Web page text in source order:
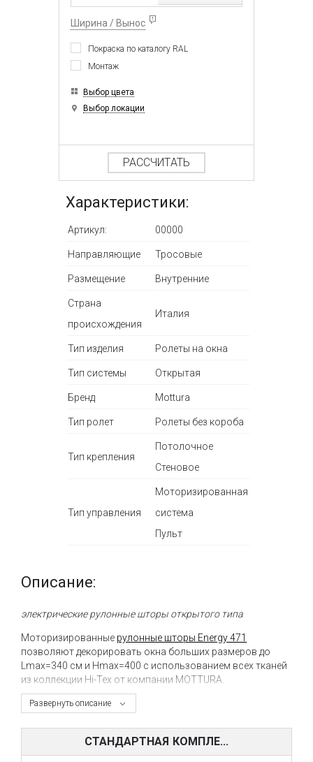
Ширина / Вынос
Покраска по каталогу RAL
Монтаж
Выбор цвета
Выбор локации
РАССЧИТАТЬ
Характеристики:
Артикул: 00000
Направляющие Тросовые
Размещение Внутренние
Страна
происхождения
Италия
Тип изделия Ролеты на окна
Тип системы Открытая
Бренд Mottura
Тип ролет Ролеты без короба
Тип крепления
Потолочное
Стеновое
Тип управления
Моторизированная
система
Пульт
Развернуть описание
Описание:
электрические рулонные шторы открытого типа
Моторизированные рулонные шторы Energy 471
позволяют декорировать окна больших размеров до
Lmax=340 см и Hmax=400 с использованием всех тканей
из коллекции Hi-Tex от компании MOTTURA.
Особенностью системы Energy 471 являются
предотвращают колебание полотна ткани.
Электрические ролетыEnergy 471 отлично подходят для
СТАНДАРТНАЯ КОМПЛЕ...